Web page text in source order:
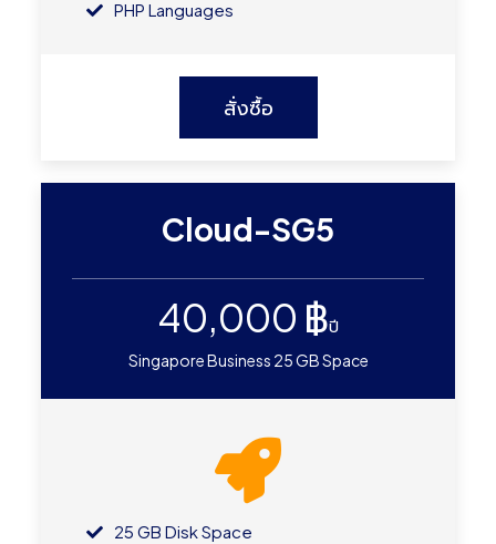
PHP Languages
สั่งซื้อ
Cloud-SG5
40,000 ฿ปี
Singapore Business 25 GB Space
25 GB Disk Space